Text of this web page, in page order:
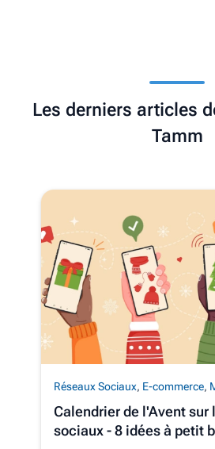
Les derniers articles
Tamm
Réseaux Sociaux, E-commerce,
Calendrier de l'Avent sur
sociaux - 8 idées à petit